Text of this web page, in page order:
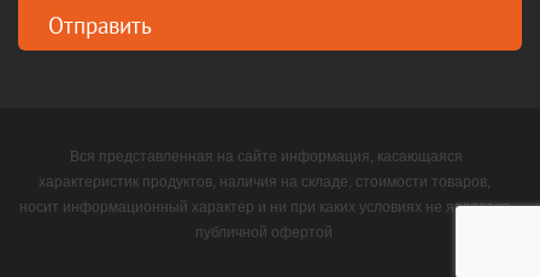
Вся представленная на сайте информация, касающаяся
характеристик продуктов, наличия на складе, стоимости товаров,
носит информационный характер и ни при каких условиях не является
публичной офертой